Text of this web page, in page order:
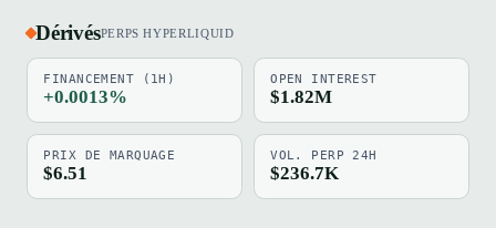
DérivésPERPS HYPERLIQUID
FINANCEMENT (1H)
+0.0013%
OPEN INTEREST
$1.82M
PRIX DE MARQUAGE
$6.51
VOL. PERP 24H
$236.7K